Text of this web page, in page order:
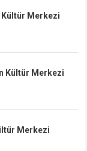
Kültür Merkezi
Kültür Merkezi
Merkezi